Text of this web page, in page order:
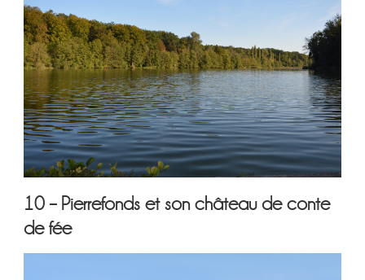
10 – Pierrefonds et son château de conte
de fée